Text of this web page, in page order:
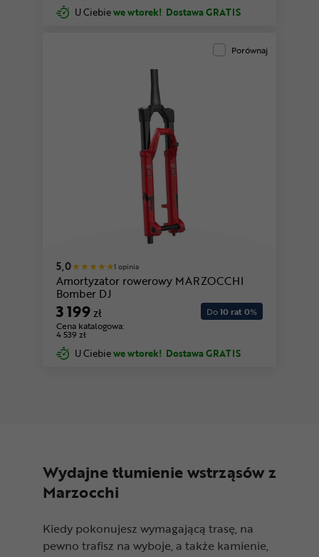
U Ciebiewe wtorek! Dostawa GRATIS
Porównaj
5,0 1 opinia
Amortyzator rowerowy MARZOCCHI
Bomber DJ
3 199zł
Cena katalogowa:
4 539 zł
Do10 rat 0%
U Ciebiewe wtorek! Dostawa GRATIS
Wydajne tłumienie wstrząsów z
Marzocchi
Kiedy pokonujesz wymagającą trasę, na
pewno trafisz na wyboje, a także kamienie,